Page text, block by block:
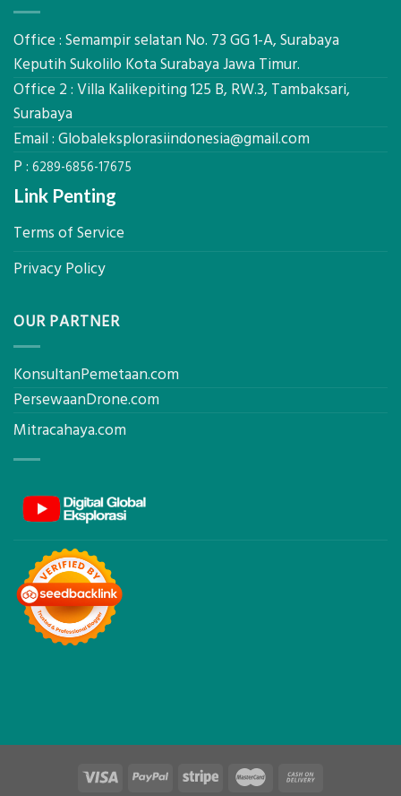
Global
Pastikan
Pondasi
Office : Semampir selatan No. 73 GG 1-A, Surabaya
Keputih Sukolilo Kota Surabaya Jawa Timur.
Office 2 : Villa Kalikepiting 125 B, RW.3, Tambaksari,
Surabaya
Email : Globaleksplorasiindonesia@gmail.com
P : 6289-6856-17675
Link Penting
Terms of Service
Privacy Policy
OUR PARTNER
KonsultanPemetaan.com
PersewaanDrone.com
Mitracahaya.com